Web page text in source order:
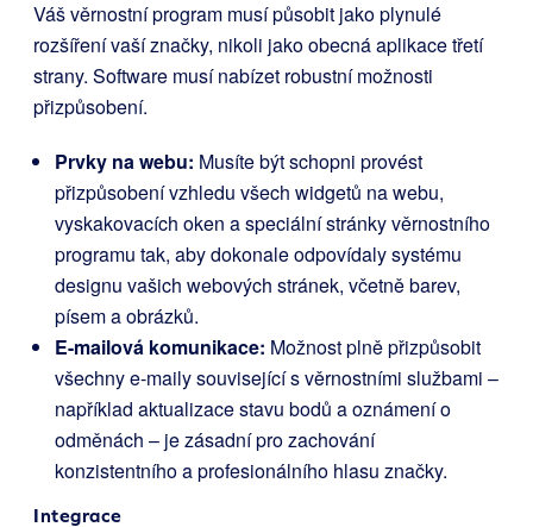
Váš věrnostní program musí působit jako plynulé
rozšíření vaší značky, nikoli jako obecná aplikace třetí
strany. Software musí nabízet robustní možnosti
přizpůsobení.
Prvky na webu: Musíte být schopni provést
přizpůsobení vzhledu všech widgetů na webu,
vyskakovacích oken a speciální stránky věrnostního
programu tak, aby dokonale odpovídaly systému
designu vašich webových stránek, včetně barev,
písem a obrázků.
E-mailová komunikace: Možnost plně přizpůsobit
všechny e-maily související s věrnostními službami –
například aktualizace stavu bodů a oznámení o
odměnách – je zásadní pro zachování
konzistentního a profesionálního hlasu značky.
Integrace